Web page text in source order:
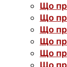
Що
Що
Що
Що
Що